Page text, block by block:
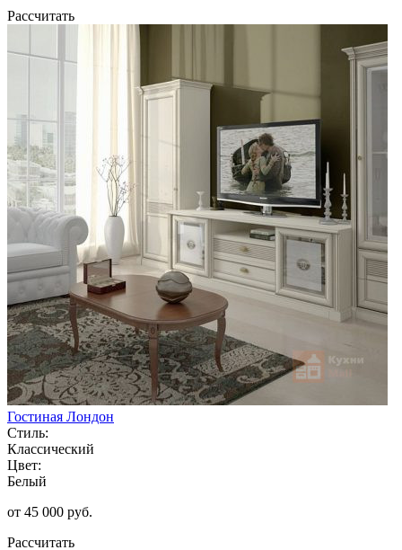
Рассчитать
Гостиная Лондон
Стиль:
Классический
Цвет:
Белый
от 45 000 руб.
Рассчитать